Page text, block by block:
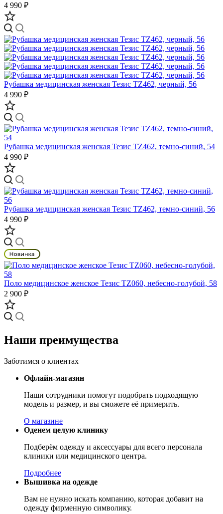
4 990 ₽
Рубашка медицинская женская Тезис TZ462, черный, 56
4 990 ₽
Рубашка медицинская женская Тезис TZ462, темно-синий, 54
4 990 ₽
Рубашка медицинская женская Тезис TZ462, темно-синий, 56
4 990 ₽
Поло медицинское женское Тезис TZ060, небесно-голубой, 58
2 900 ₽
Наши преимущества
Заботимся о клиентах
Офлайн-магазин
Наши сотрудники помогут подобрать подходящую
модель и размер, и вы сможете её примерить.
О магазине
Оденем целую клинику
Подберём одежду и аксессуары для всего персонала
клиники или медицинского центра.
Подробнее
Вышивка на одежде
Вам не нужно искать компанию, которая добавит на
одежду фирменную символику.